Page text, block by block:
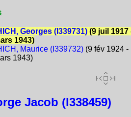
Georges (I339731)(9 juil 1917
1943)
Maurice (I339732)(9 fév 1924 -
1943)
Jacob (I338459)